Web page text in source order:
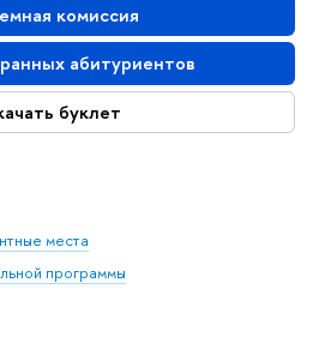
комиссия
абитуриентов
буклет
места
программы